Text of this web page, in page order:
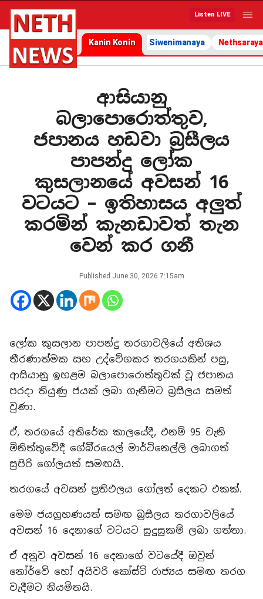
Listen LIVE
Kanin Konin Siwenimanaya Nethsaraya
ආසියානු
බලාපොරොත්තුව,
ජපානය හඩවා බ්‍රසීලය
පාපන්දු ලෝක
කුසලානයේ අවසන් 16
වටයට – ඉතිහාසය අලුත්
කරමින් කැනඩාවත් තැන
වෙන් කර ගනී
Published June 30, 2026 7:15am
ලෝක කුසලාන පාපන්දු තරගාවලියේ අතිශය
තීරණාත්මක සහ උද්වේගකර තරගයකින් පසු,
ආසියානු ඉහළම බලාපොරොත්තුවක් වූ ජපානය
පරදා තියුණු ජයක් ලබා ගැනීමට බ්‍රසීලය සමත්
වුණා.
ඒ, තරගයේ අතිරේක කාලයේදී, එනම් 95 වැනි
මිනිත්තුවේදී ගේබි්‍රයෙල් මාර්ටිනෙල්ලි ලබාගත්
සුපිරි ගෝලයත් සමඟයි.
තරගයේ අවසන් ප්‍රතිඵලය ගෝලත් දෙකට එකක්.
මෙම ජයග්‍රහණයත් සමඟ බ්‍රසීලය තරගාවලියේ
අවසන් 16 දෙනාගේ වටයට සුදුසුකම් ලබා ගත්තා.
ඒ අනුව අවසන් 16 දෙනාගේ වටයේදී ඔවුන්
නෝර්වේ හෝ අයිවරි කෝස්ට් රාජ්‍යය සමඟ තරග
වැදීමට නියමිතයි.